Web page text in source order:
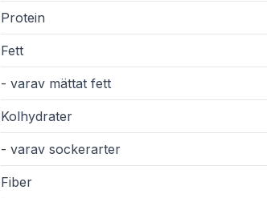
Protein
Fett
- varav mättat fett
Kolhydrater
- varav sockerarter
Fiber